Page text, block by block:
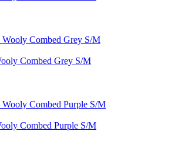
Combed Grey S/M
Combed Purple S/M